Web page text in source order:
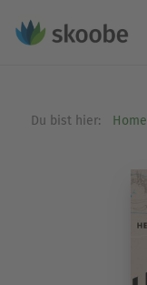
Du bist hier: Home